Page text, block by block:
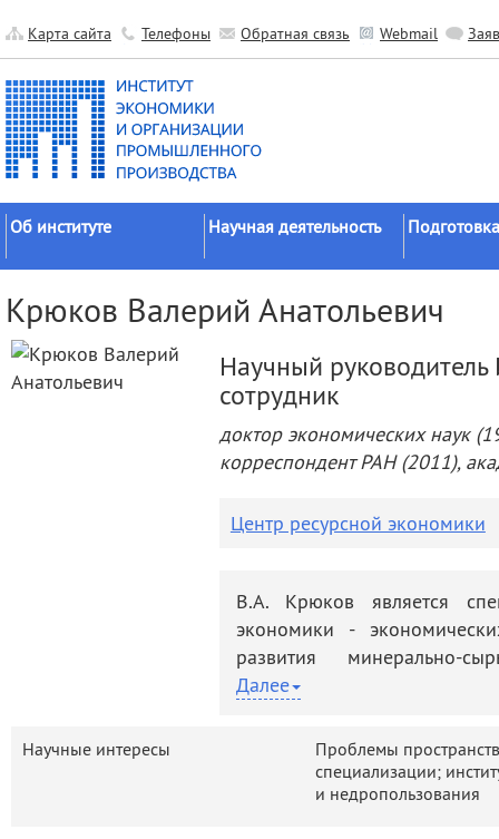
Карта сайта Телефоны Обратная связь Webmail
Об институте
Официальные документы
История
Руководство
Научная деятельность
исследований
Прикладные разработки
Гранты
Научные школы
Экспедиции
Целевое
Крюков Валерий Анатольевич
Научный руководитель
сотрудник
доктор экономических наук
корреспондент РАН (2011),
Центр ресурсной экономики
В.А. Крюков является
экономики -
развития минерально-
экономики) и социально-
исследований нашли
в том числе в 54
монографиях,
Далее
Научные интересы
Проблемы
специализации;
и недропользования